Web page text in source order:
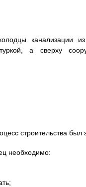
канализации
а сверху
строительства был
необходимо: